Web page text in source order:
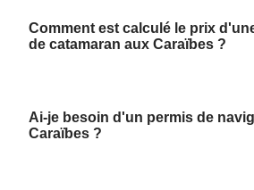
Comment est calculé le prix
de catamaran aux Caraïbes ?
Ai-je besoin d'un permis de
Caraïbes ?